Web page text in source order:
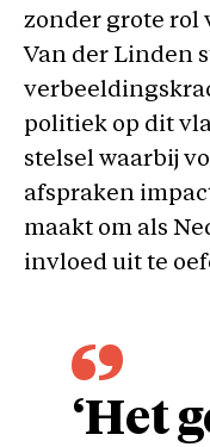
zonder grote rol
Van der Linden
politiek op dit
stelsel waarbij
afspraken
maakt om als
invloed uit te
‘Het